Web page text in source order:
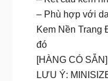
– Phù hợp với
Kem Nền Trang
đó
[HÀNG CÓ SẴN]
LƯU Ý: